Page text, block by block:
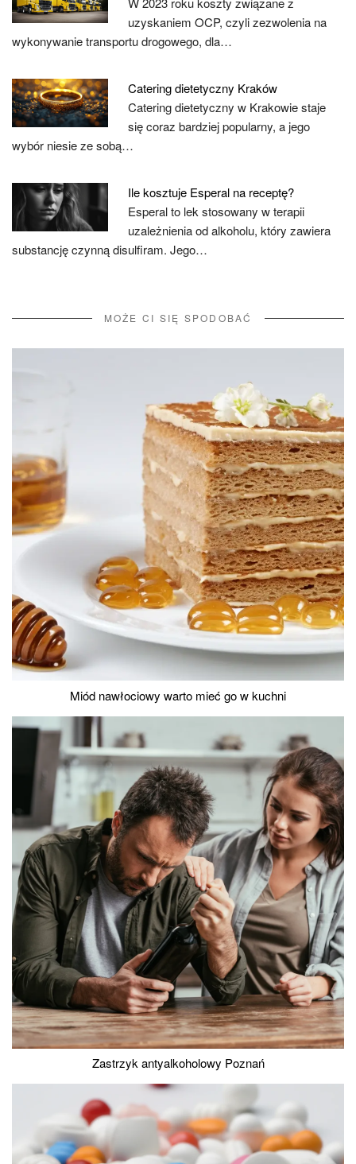
uzyskaniem OCP, czyli zezwolenia na
wykonywanie transportu drogowego, dla…
Catering dietetyczny Kraków
Catering dietetyczny w Krakowie staje
się coraz bardziej popularny, a jego
wybór niesie ze sobą…
Ile kosztuje Esperal na receptę?
Esperal to lek stosowany w terapii
uzależnienia od alkoholu, który zawiera
substancję czynną disulfiram. Jego…
MOŻE CI SIĘ SPODOBAĆ
Miód nawłociowy warto mieć go w kuchni
Zastrzyk antyalkoholowy Poznań